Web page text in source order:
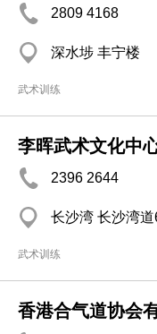
2809 4168
深水埗 丰宁楼
武术训练
李晖武术文化中
2396 2644
长沙湾 长沙湾道
武术训练
香港合气道协会